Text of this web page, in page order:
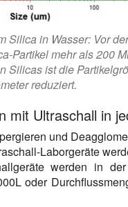
Silica in Wasser: Vor
Partikel mehr als 200
Silicas ist die
reduziert.
mit Ultraschall in
und
Laborgeräte
werden in
oder